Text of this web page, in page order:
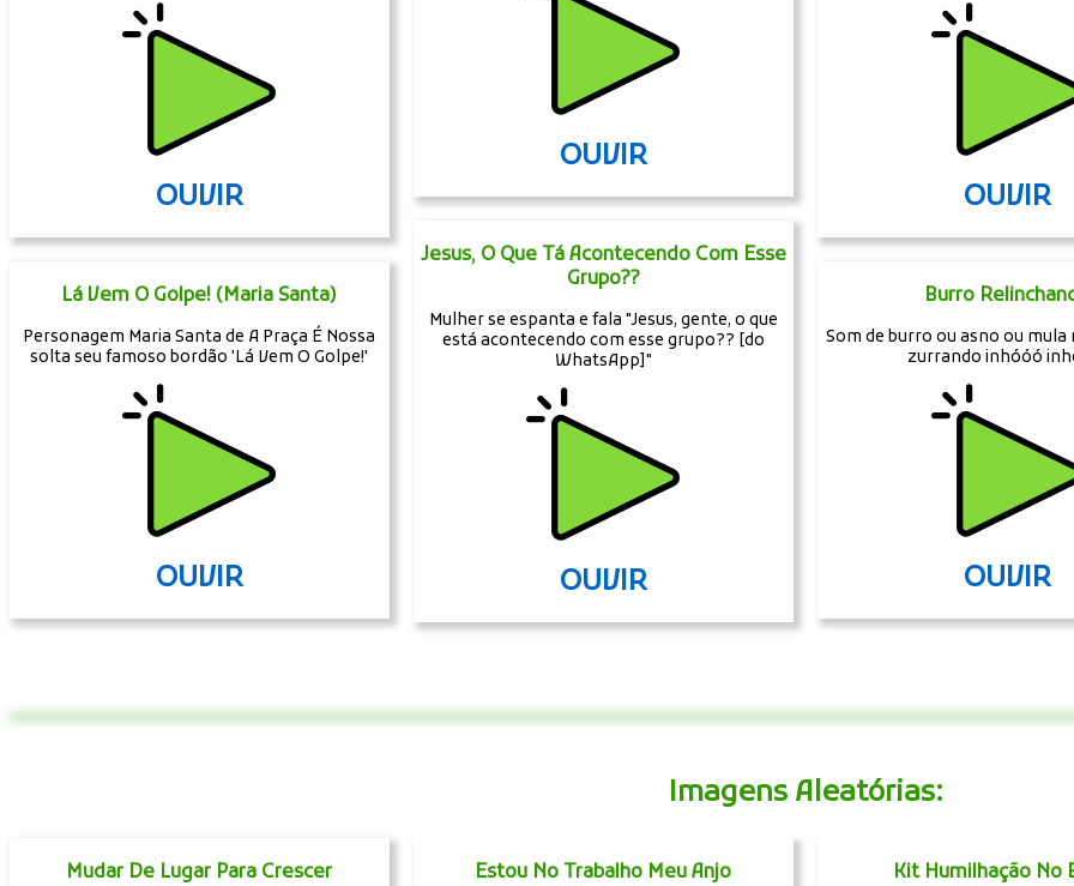
OUVIR
Lá Vem O Golpe! (Maria Santa)
Personagem Maria Santa de A Praça É Nossa
solta seu famoso bordão 'Lá Vem O Golpe!'
OUVIR
OUVIR
Jesus, O Que Tá Acontecendo Com Esse
Grupo??
Mulher se espanta e fala "Jesus, gente, o que
está acontecendo com esse grupo?? [do
WhatsApp]"
OUVIR
OUVIR
Burro
Som de burro ou asno ou
zurrando inhóóó
OUVIR
Imagens Aleatórias:
Mudar De Lugar Para Crescer Estou No Trabalho Meu Anjo Kit Humilhação No